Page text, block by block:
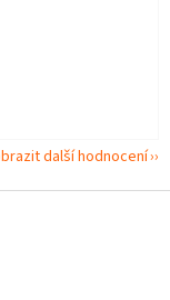
další hodnocení